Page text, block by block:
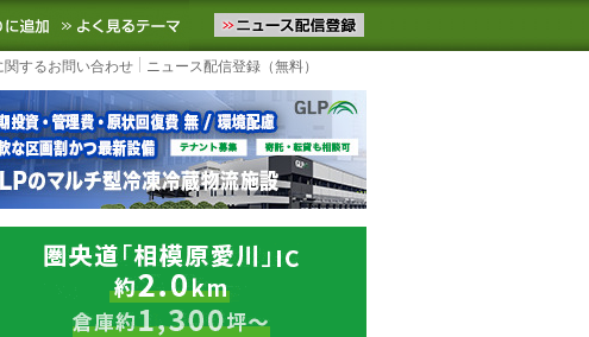
流ニュースをお届けします。物流ニュースメール配信を登録す
お気に入りに追加 よく見るテーマ
関するお問い合わせ ニュース配信登録（無料）